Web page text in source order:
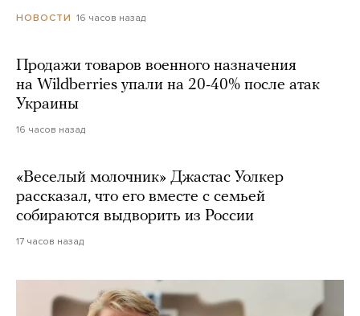
НОВОСТИ 16 часов назад
Продажи товаров военного назначения
на Wildberries упали на 20-40% после атак
Украины
16 часов назад
«Веселый молочник» Джастас Уолкер
рассказал, что его вместе с семьей
собираются выдворить из России
17 часов назад